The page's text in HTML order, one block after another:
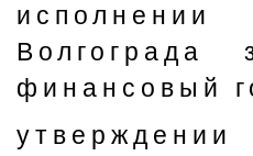
Волгограда
финансовый